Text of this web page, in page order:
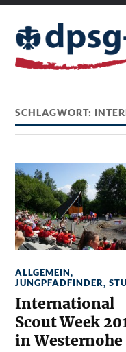
SCHLAGWORT:
ALLGEMEIN,
JUNGPFADFINDER,
International
Scout Week
in Westernohe